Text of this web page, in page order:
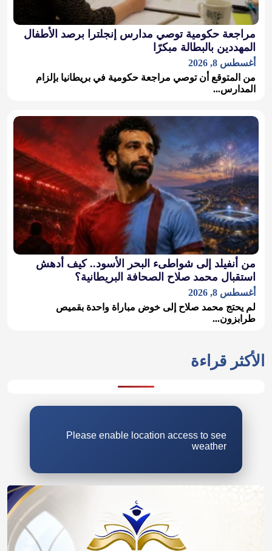
مراجعة حكومية توصي مدارس إنجلترا برصد الأطفال
المهددين بالبطالة مبكرًا
أغسطس 8, 2026
من المتوقع أن توصي مراجعة حكومية في بريطانيا بإلزام
المدارس...
من أنفيلد إلى شواطىء البحر الأسود.. كيف أدهش
استقبال محمد صلاح الصحافة البريطانية؟
أغسطس 8, 2026
لم يحتج محمد صلاح إلى خوض مباراة واحدة بقميص
طرابزون...